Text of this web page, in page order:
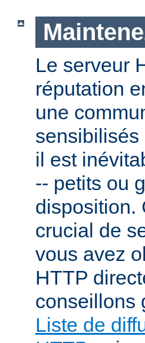
Le serveur
réputation
une
sensibilisés
il est
-- petits ou
disposition.
crucial de
vous avez
HTTP
conseillons
Liste de